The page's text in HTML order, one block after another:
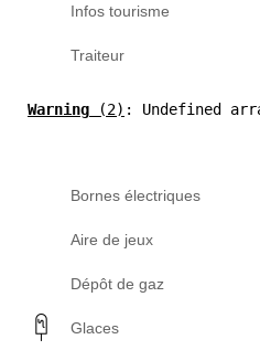
Infos tourisme
Traiteur
Warning (2) : Undefined
Bornes électriques
Aire de jeux
Dépôt de gaz
Glaces